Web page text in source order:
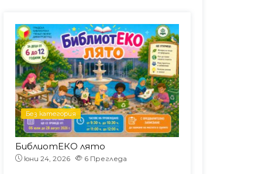
коментираха
седмокласници с
гост лектор в
библиотеката
литература в Тийн
зоната на
библиотеката
Без категория
БиблиотЕКО лято
юни 24, 2026 6 Прегледа